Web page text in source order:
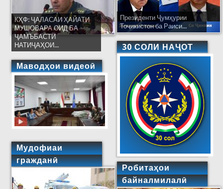
КҲФ: ҶАЛАСАИ ҲАЙАТИ
МУШОВАРА ОИД БА
ҶАМЪБАСТИ
НАТИҶАҲОИ...
Маводҳои видеоӣ
Мудофиаи
гражданӣ
Президенти Ҷумҳурии
Тоҷикистон ба Раиси...
30 СОЛИ НАҶОТ
Робитаҳои
байналмилалӣ